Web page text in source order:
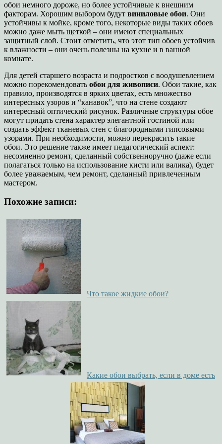
обои немного дороже, но более устойчивые к внешним
факторам. Хорошим выбором будут виниловые обои. Они
устойчивы к мойке, кроме того, некоторые виды таких обоев
можно даже мыть щеткой – они имеют специальных
защитный слой. Стоит отметить, что этот тип обоев устойчив
к влажности – они очень полезны на кухне и в ванной
комнате.
Для детей старшего возраста и подростков с воодушевлением
можно порекомендовать обои для живописи. Обои такие, как
правило, производятся в ярких цветах, есть множество
интересных узоров и “канавок”, что на стене создают
интересный оптический рисунок. Различные структуры обое
могут придать стена характер элегантной гостиной или
создать эффект тканевых стен с благородными гипсовыми
узорами. При необходимости, можно перекрасить такие
обои. Это решение также имеет педагогический аспект:
несомненно ремонт, сделанный собственноручно (даже если
полагаться только на использование кисти или валика), будет
более уважаемым, чем ремонт, сделанный привлеченным
мастером.
Похожие записи:
Что такое жидкие обои?
Какие обои выбрать, если в доме есть